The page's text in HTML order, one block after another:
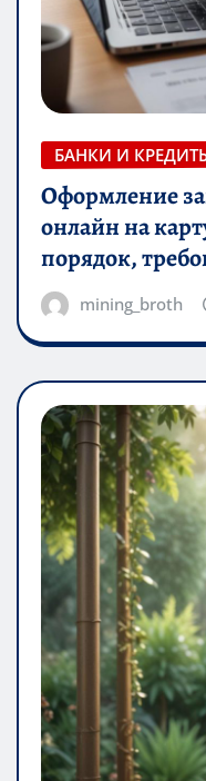
БАНКИ И
Оформление
онлайн на
порядок,
mining_broth